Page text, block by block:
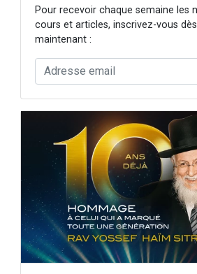
Pour recevoir chaque semaine les
cours et articles, inscrivez-vous dès
maintenant :